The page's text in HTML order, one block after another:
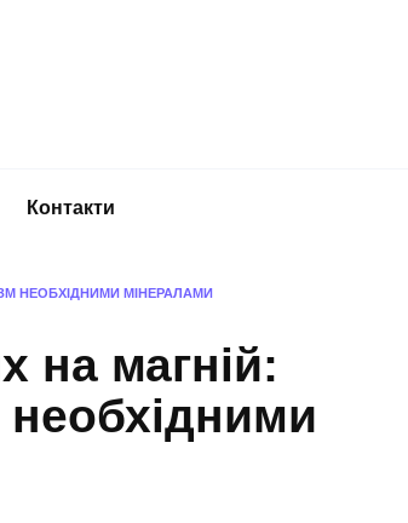
Контакти
НЕОБХІДНИМИ МІНЕРАЛАМИ
на магній:
необхідними